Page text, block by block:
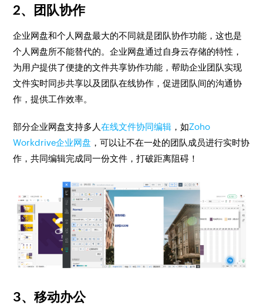
2、团队协作
企业网盘和个人网盘最大的不同就是团队协作功能，这也是
个人网盘所不能替代的。企业网盘通过自身云存储的特性，
为用户提供了便捷的文件共享协作功能，帮助企业团队实现
文件实时同步共享以及团队在线协作，促进团队间的沟通协
作，提供工作效率。
部分企业网盘支持多人在线文件协同编辑 ，如Zoho
Workdrive企业网盘 ，可以让不在一处的团队成员进行实时协
作，共同编辑完成同一份文件，打破距离阻碍！
3、移动办公